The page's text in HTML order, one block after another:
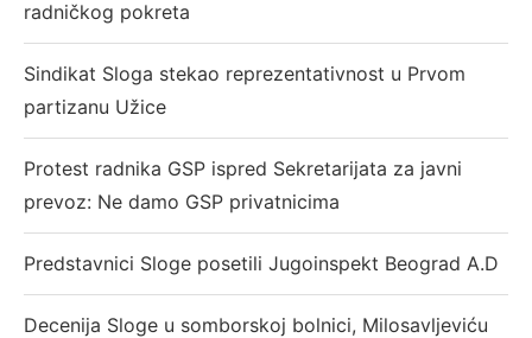
radničkog pokreta
Sindikat Sloga stekao reprezentativnost u Prvom
partizanu Užice
Protest radnika GSP ispred Sekretarijata za javni
prevoz: Ne damo GSP privatnicima
Predstavnici Sloge posetili Jugoinspekt Beograd A.D
Decenija Sloge u somborskoj bolnici, Milosavljeviću